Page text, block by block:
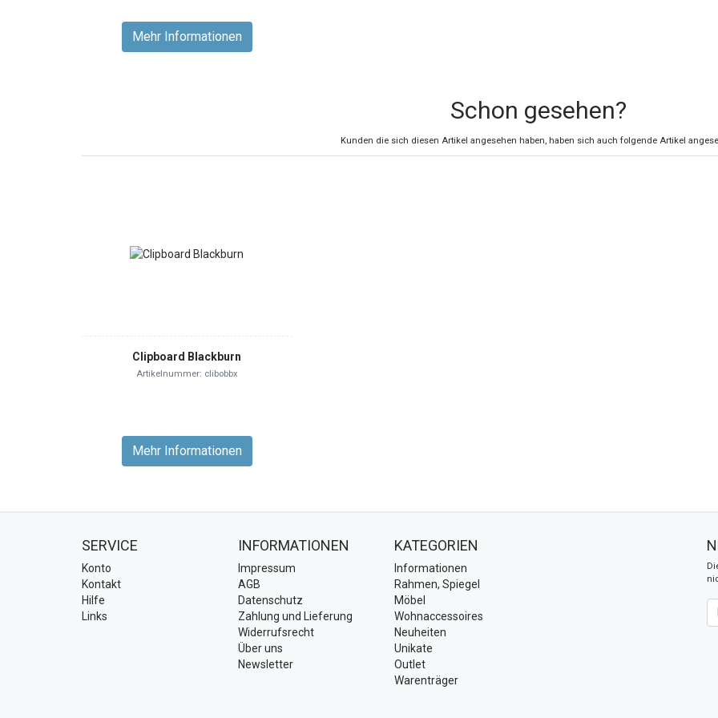
Mehr Informationen
Schon gesehen?
Kunden die sich diesen Artikel angesehen haben, haben sich auch folgende Artikel
Clipboard Blackburn
Artikelnummer: clibobbx
Mehr Informationen
SERVICE
Konto
Kontakt
Hilfe
Links
INFORMATIONEN
Impressum
AGB
Datenschutz
Zahlung und Lieferung
Widerrufsrecht
Über uns
Newsletter
KATEGORIEN
Informationen
Rahmen, Spiegel
Möbel
Wohnaccessoires
Neuheiten
Unikate
Outlet
Warenträger